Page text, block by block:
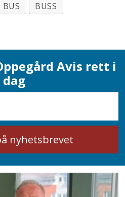
BUS BUSS
Avis rett i